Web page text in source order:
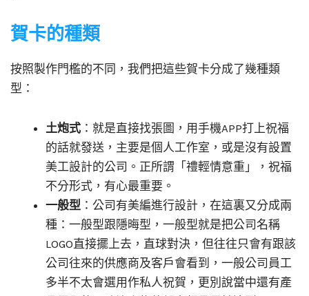
賀卡的種類
按照製作門檻的不同，我們把這些賀卡分成了幾種類
型：
土炮式 ：就是直接找張圖，用手機APP打上祝福
的話就發送，主要是個人工作室，或是沒有設置
美工設計的公司。正所謂「禮輕情意重」，祝福
不分形式，有心最重要。
一般型 ：公司有美編進行設計，在這裏又分成兩
種：一般型跟隱晦型，一般型就是把公司名稱
LOGO直接擺上去，直球對決，但往往只會有跟該
公司往來的供應商及客戶會看到，一般公司員工
多半不太會選用作私人祝賀，更別說當中還有產